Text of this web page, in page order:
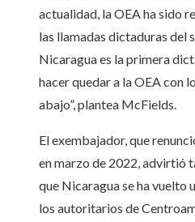
actualidad, la OEA ha sido
las llamadas dictaduras del
Nicaragua es la primera
hacer quedar a la OEA con
abajo”, plantea McFields.
El exembajador, que
en marzo de 2022, advirtió
que Nicaragua se ha vuelto
los autoritarios de